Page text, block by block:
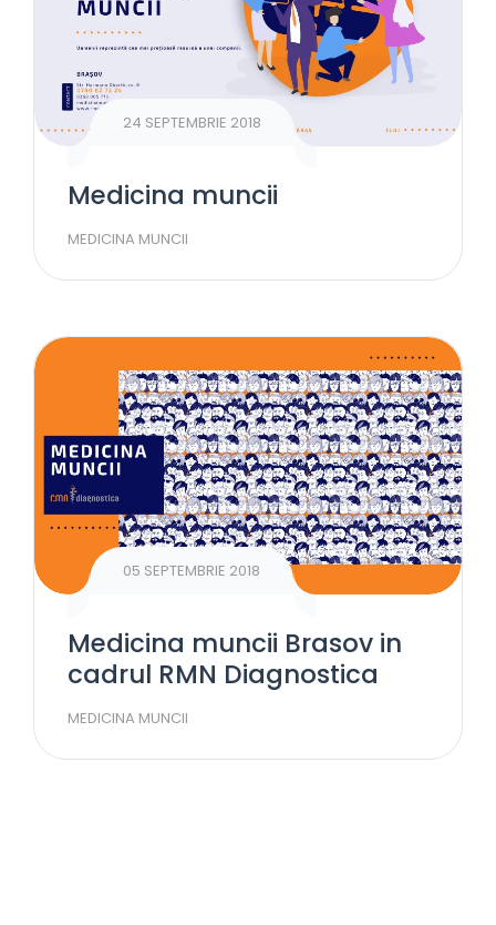
24 SEPTEMBRIE 2018
Medicina muncii
MEDICINA MUNCII
05 SEPTEMBRIE 2018
Medicina muncii Brasov in
cadrul RMN Diagnostica
MEDICINA MUNCII